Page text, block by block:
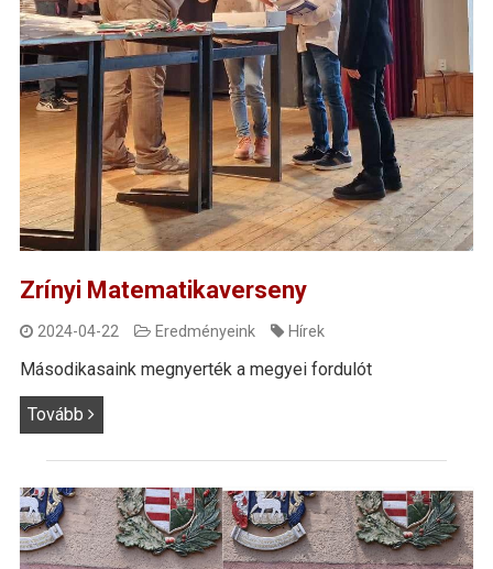
Zrínyi Matematikaverseny
2024-04-22 Eredményeink Hírek
Másodikasaink megnyerték a megyei fordulót
Tovább